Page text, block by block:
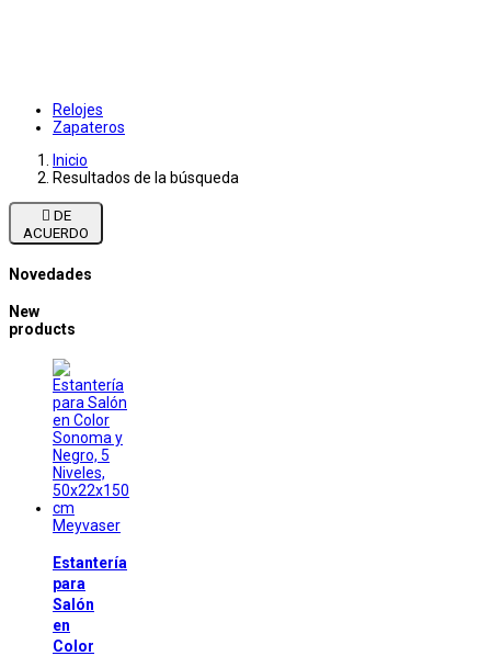
Relojes
Zapateros
Inicio
Resultados de la búsqueda

ACUERDO
Novedades
New
products
Meyvaser
Estantería
para
Salón
en
Color